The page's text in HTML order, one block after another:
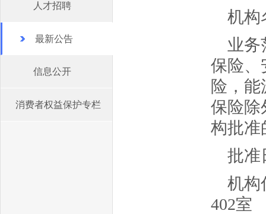
人才招聘
最新公告
信息公开
消费者权益保护专栏
机构
业务
保险、
险，
保险除
构批准
批准
机构
402室